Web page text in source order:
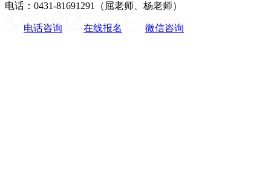
电话：0431-81691291（屈老师、杨老师）
电话咨询 在线报名 微信咨询